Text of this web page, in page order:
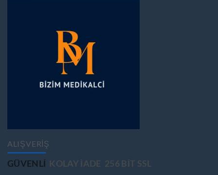
ALIŞVERİŞ
GÜVENLİ KOLAY İADE 256 BİT SSL